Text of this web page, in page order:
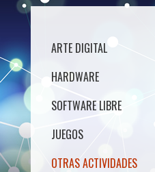
ARTE DIGITAL
HARDWARE
SOFTWARE LIBRE
JUEGOS
OTRAS ACTIVIDADES